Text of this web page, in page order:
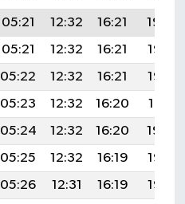
05:21 12:32 16:21
19:34
05:21 12:32 16:21
19:33
05:22 12:32 16:21
19:32
05:23 12:32 16:20
19:31
05:24 12:32 16:20
19:30
05:25 12:32 16:19
19:28
05:26 12:31 16:19
19:27